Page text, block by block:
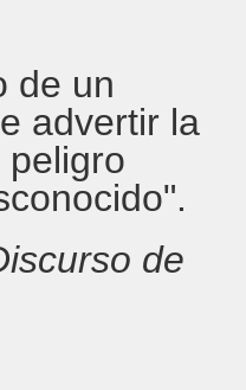
de un
advertir la
peligro
de